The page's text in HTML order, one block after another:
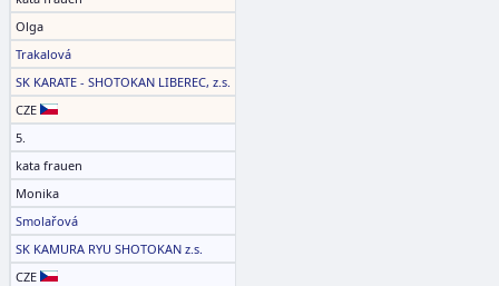
Olga
Trakalová
SK KARATE - SHOTOKAN LIBEREC, z.s.
CZE
5.
kata frauen
Monika
Smolařová
SK KAMURA RYU SHOTOKAN z.s.
CZE